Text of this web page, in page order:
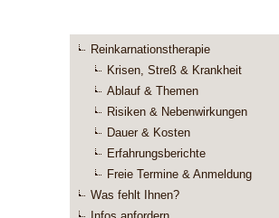
Reinkarnationstherapie
Krisen, Streß & Krankheit
Ablauf & Themen
Risiken & Nebenwirkungen
Dauer & Kosten
Erfahrungsberichte
Freie Termine & Anmeldung
Was fehlt Ihnen?